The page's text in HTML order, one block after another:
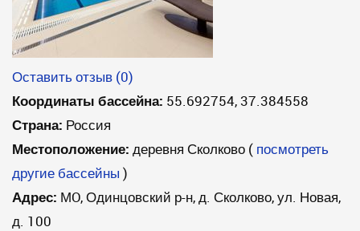
Оставить отзыв (0)
Координаты бассейна: 55.692754, 37.384558
Страна: Россия
Местоположение: деревня Сколково ( посмотреть
другие бассейны )
Адрес: МO, Одинцовский р-н, д. Сколково, ул. Новая,
д. 100